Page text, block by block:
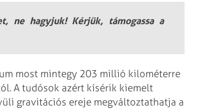
ne hagyjuk! Kérjük, támogassa a
most mintegy 203 millió kilométerre
A tudósok azért kísérik kiemelt
gravitációs ereje megváltoztathatja a